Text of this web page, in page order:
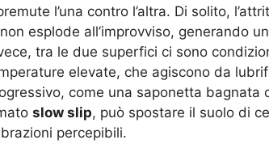
l’una contro l’altra. Di solito,
esplode all’improvviso, generando
tra le due superfici ci sono
elevate, che agiscono da
come una saponetta bagnata
slow slip, può spostare il suolo di
percepibili.